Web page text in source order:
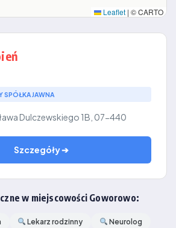
Leaflet | © CARTO
SPÓŁKA JAWNA
Dulczewskiego 1B, 07-440
Szczegóły ➔
w miejscowości Goworowo:
Lekarz rodzinny
Neurolog